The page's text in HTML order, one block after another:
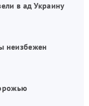
в ад Украину
неизбежен